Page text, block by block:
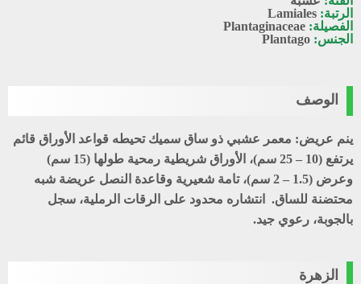
الرتبة: Lamiales
الفصيلة: Plantaginaceae
الجنس: Plantago
الوصف
ينم عريض: معمر عشبي ذو ساق سميك تحيطه قواعد الأوراق قائم
يرتفع (10 – 25 سم)، الأوراق شريطية رمحية طولها (15 سم)
وعرض (1.5 – 2 سم)، تامة شعيرية وقاعدة النصل عريضة شبه
محتضنة للساق. انتشاره محدود على الرقات الرملية، سجل
بالجوبة، رعوي جيد.
الزهرة